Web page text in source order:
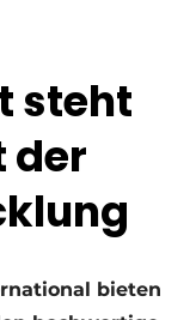
steht
der
bieten